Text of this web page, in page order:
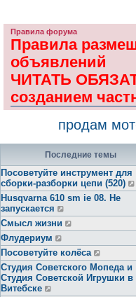
Правила форума
Правила
объявлений
ЧИТАТЬ
созданием
продам
Последние темы
Посоветуйте инструмент для
сборки-разборки цепи (520)
Husqvarna 610 sm ie 08. Не
запускается
Смысл жизни
Флудериум
Посоветуйте колёса
Студия Советского Мопеда и
Студия Советской Игрушки в
Витебске